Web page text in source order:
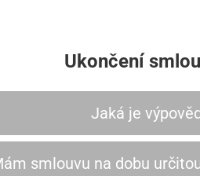
Ukončení
Jaká je
smlouvu na dobu